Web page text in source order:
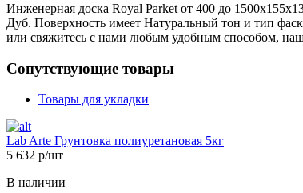
Инженерная доска Royal Parket от 400 до
Дуб. Поверхность имеет Натуральный тон и тип
или свяжитесь с нами любым удобным способом,
Сопутствующие товары
Товары для укладки
Lab Arte Грунтовка полиуретановая 5кг
5 632 р/шт
В наличии